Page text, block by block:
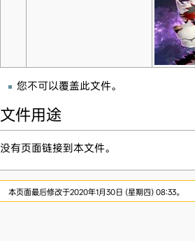
您不可以覆盖此文件。
文件用途
没有页面链接到本文件。
本页面最后修改于2020年1月30日 (星期四) 08:33。